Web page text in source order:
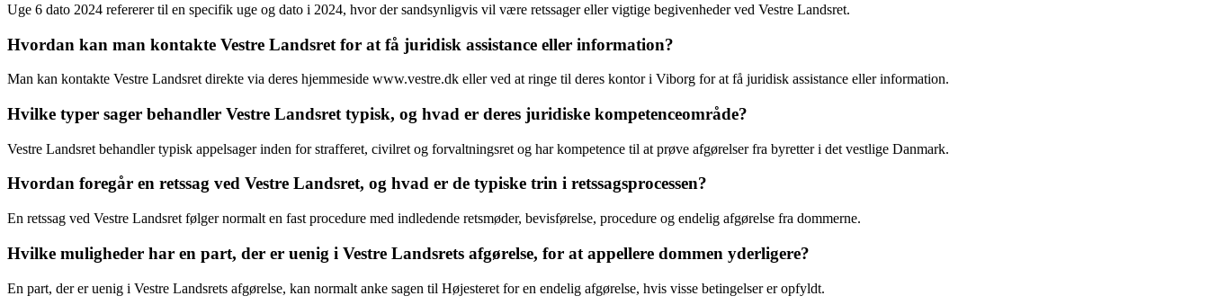
Uge 6 dato 2024 refererer til en specifik uge og dato i 2024, hvor der sandsynligvis vil være retssager eller vigtige begivenheder ved Vestre Landsret.
Hvordan kan man kontakte Vestre Landsret for at få juridisk assistance eller information?
Man kan kontakte Vestre Landsret direkte via deres hjemmeside www.vestre.dk eller ved at ringe til deres kontor i Viborg for at få juridisk assistance eller information.
Hvilke typer sager behandler Vestre Landsret typisk, og hvad er deres juridiske kompetenceområde?
Vestre Landsret behandler typisk appelsager inden for strafferet, civilret og forvaltningsret og har kompetence til at prøve afgørelser fra byretter i det vestlige Danmark.
Hvordan foregår en retssag ved Vestre Landsret, og hvad er de typiske trin i retssagsprocessen?
En retssag ved Vestre Landsret følger normalt en fast procedure med indledende retsmøder, bevisførelse, procedure og endelig afgørelse fra dommerne.
Hvilke muligheder har en part, der er uenig i Vestre Landsrets afgørelse, for at appellere dommen yderligere?
En part, der er uenig i Vestre Landsrets afgørelse, kan normalt anke sagen til Højesteret for en endelig afgørelse, hvis visse betingelser er opfyldt.